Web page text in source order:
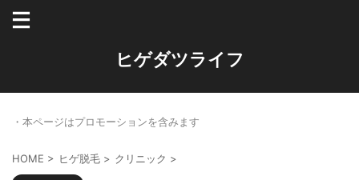
ヒゲダツライフ
・本ページはプロモーションを含みます
HOME > ヒゲ脱毛 > クリニック >